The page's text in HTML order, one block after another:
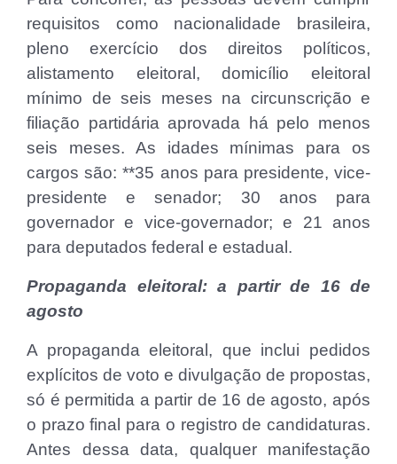
requisitos como nacionalidade brasileira,
pleno exercício dos direitos políticos,
alistamento eleitoral, domicílio eleitoral
mínimo de seis meses na circunscrição e
filiação partidária aprovada há pelo menos
seis meses. As idades mínimas para os
cargos são: **35 anos para presidente, vice-
presidente e senador; 30 anos para
governador e vice-governador; e 21 anos
para deputados federal e estadual.
Propaganda eleitoral: a partir de 16 de
agosto
A propaganda eleitoral, que inclui pedidos
explícitos de voto e divulgação de propostas,
só é permitida a partir de 16 de agosto, após
o prazo final para o registro de candidaturas.
Antes dessa data, qualquer manifestação